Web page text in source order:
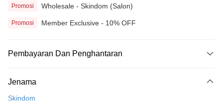
Promosi Wholesale - Skindom (Salon)
Promosi Member Exclusive - 10% OFF
Pembayaran Dan Penghantaran
Kad Kredit
Jenama
Skindom